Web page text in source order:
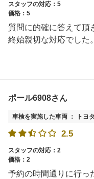
スタッフの対応：5
価格：5
質問に的確に答えて頂
終始親切な対応でした。
ポール6908さん
車検を実施した車両 ： トヨ
2.5
スタッフの対応：2
価格：2
予約の時間通りに行っ